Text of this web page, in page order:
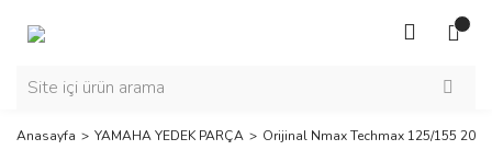
Anasayfa YAMAHA YEDEK PARÇA Orijinal Nmax Techmax 125/155